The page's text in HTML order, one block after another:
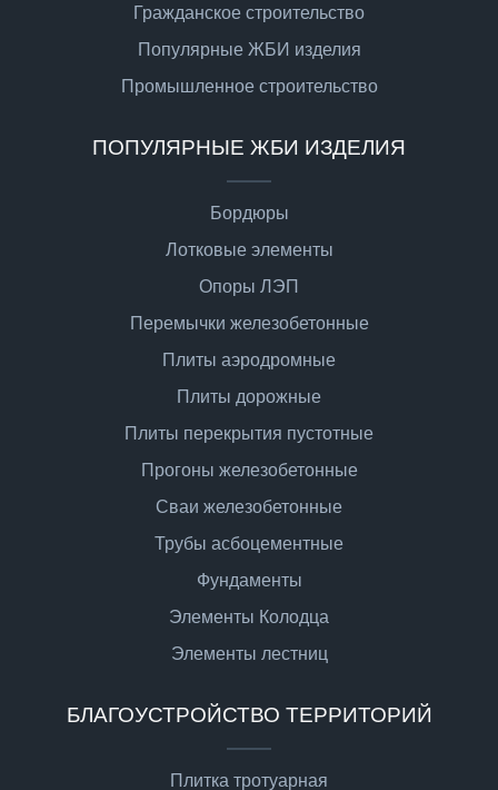
Гражданское строительство
Популярные ЖБИ изделия
Промышленное строительство
ПОПУЛЯРНЫЕ ЖБИ ИЗДЕЛИЯ
Бордюры
Лотковые элементы
Опоры ЛЭП
Перемычки железобетонные
Плиты аэродромные
Плиты дорожные
Плиты перекрытия пустотные
Прогоны железобетонные
Сваи железобетонные
Трубы асбоцементные
Фундаменты
Элементы Колодца
Элементы лестниц
БЛАГОУСТРОЙСТВО ТЕРРИТОРИЙ
Плитка тротуарная